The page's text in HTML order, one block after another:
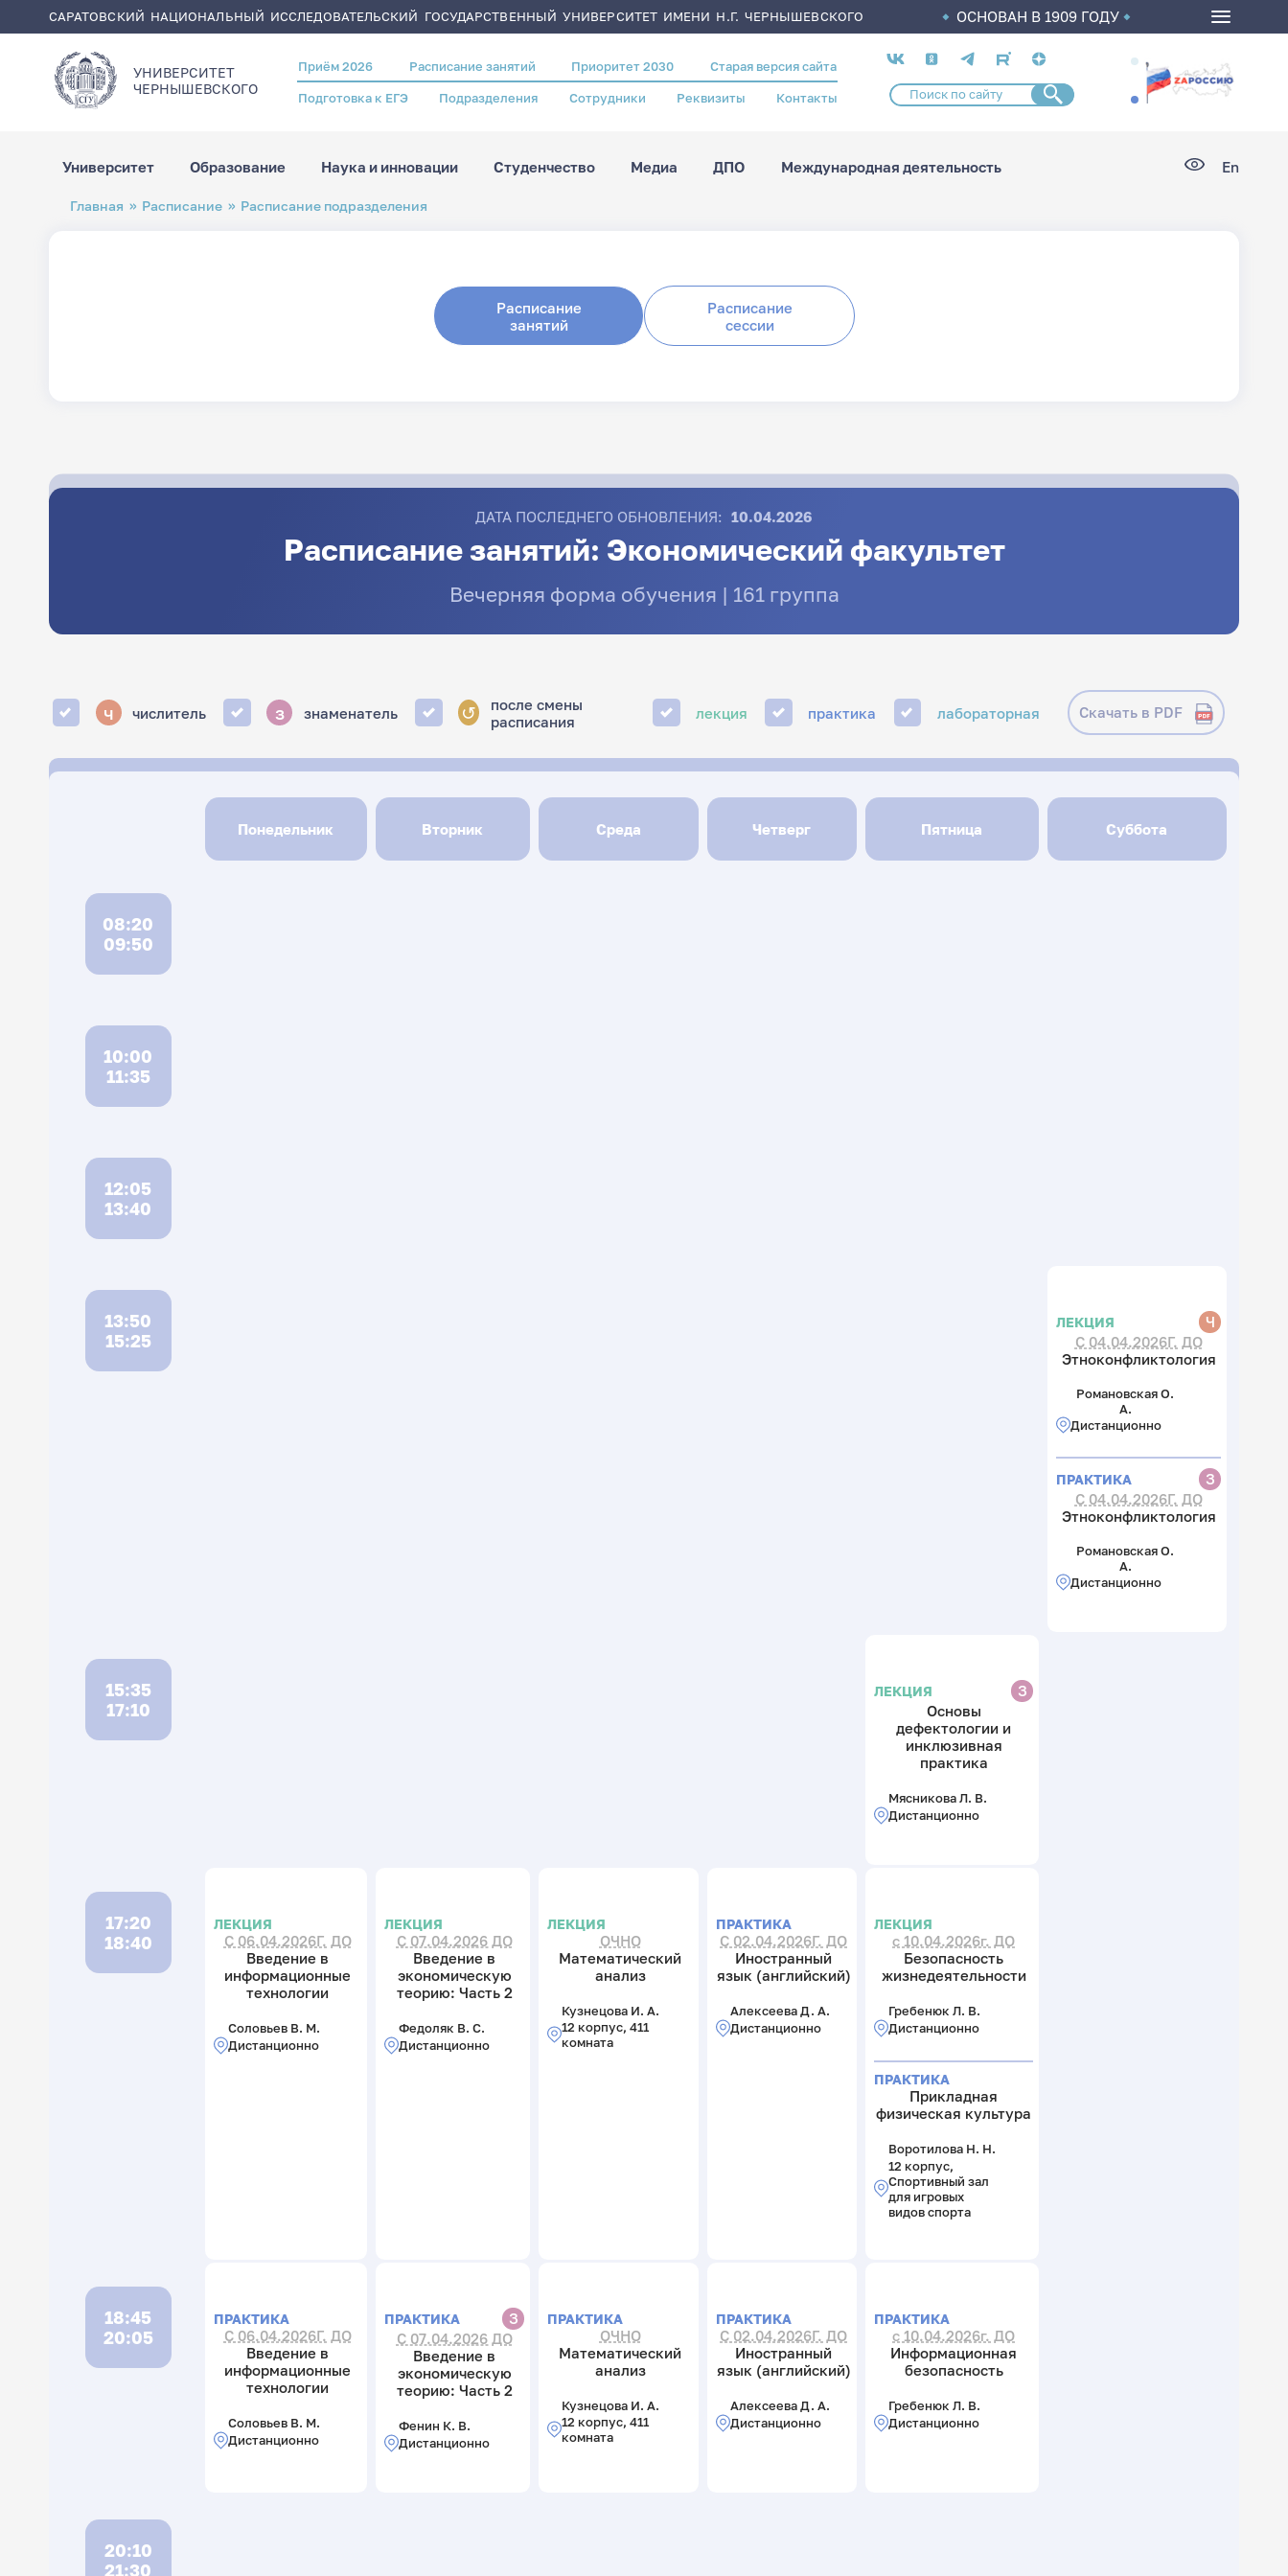
САРАТОВСКИЙ НАЦИОНАЛЬНЫЙ ИССЛЕДОВАТЕЛЬСКИЙ ГОСУДАРСТВЕННЫЙ УНИВЕРСИТЕТ ИМЕНИ Н.Г. ЧЕРНЫШЕВСКОГО ОСНОВАН В 1909 ГОДУ
УНИВЕРСИТЕТ
ЧЕРНЫШЕВСКОГO
Header
menu
Приём 2026 Расписание занятий Приоритет 2030 Старая версия сайта
Подготовка к ЕГЭ Подразделения Сотрудники Реквизиты Контакты
Социальные
сети
Университет Образование Наука и инновации Студенчество Медиа ДПО Международная деятельность En
Строка
навигации
Главная Расписание Расписание подразделения
Расписание
занятий
Расписание
сессии
ДАТА ПОСЛЕДНЕГО ОБНОВЛЕНИЯ: 10.04.2026
Расписание занятий: Экономический факультет
Вечерняя форма обучения | 161 группа
ч числитель з знаменатель ↺
после смены
расписания
лекция практика лабораторная Скачать в PDF
Понедельник Вторник Среда Четверг Пятница Суббота
08:20
09:50
10:00
11:35
12:05
13:40
13:50
15:25
ЛЕКЦИЯ
Ч
С 04.04.2026Г. ДО
Этноконфликтология
Романовская О.
А.
Дистанционно
ПРАКТИКА
З
С 04.04.2026Г. ДО
Этноконфликтология
Романовская О.
А.
Дистанционно
15:35
17:10
ЛЕКЦИЯ
З
Основы
дефектологии и
инклюзивная
практика
Мясникова Л. В.
Дистанционно
17:20
18:40
ЛЕКЦИЯ
С 06.04.2026Г. ДО
Введение в
информационные
технологии
Соловьев В. М.
Дистанционно
ЛЕКЦИЯ
С 07.04.2026 ДО
Введение в
экономическую
теорию: Часть 2
Федоляк В. С.
Дистанционно
ЛЕКЦИЯ
ОЧНО
Математический
анализ
Кузнецова И. А.
12 корпус, 411
комната
ПРАКТИКА
С 02.04.2026Г. ДО
Иностранный
язык (английский)
Алексеева Д. А.
Дистанционно
ЛЕКЦИЯ
с 10.04.2026г. ДО
Безопасность
жизнедеятельности
Гребенюк Л. В.
Дистанционно
ПРАКТИКА
Прикладная
физическая культура
Воротилова Н. Н.
12 корпус,
Спортивный зал
для игровых
видов спорта
18:45
20:05
ПРАКТИКА
С 06.04.2026Г. ДО
Введение в
информационные
технологии
Соловьев В. М.
Дистанционно
ПРАКТИКА
З
С 07.04.2026 ДО
Введение в
экономическую
теорию: Часть 2
Фенин К. В.
Дистанционно
ПРАКТИКА
ОЧНО
Математический
анализ
Кузнецова И. А.
12 корпус, 411
комната
ПРАКТИКА
С 02.04.2026Г. ДО
Иностранный
язык (английский)
Алексеева Д. А.
Дистанционно
ПРАКТИКА
с 10.04.2026г. ДО
Информационная
безопасность
Гребенюк Л. В.
Дистанционно
20:10
21:30